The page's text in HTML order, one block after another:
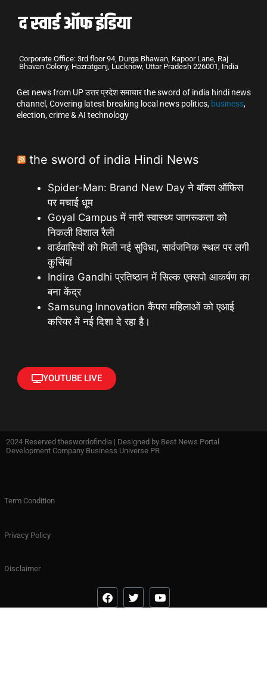
Corporate Office: 3rd floor 94, Durga Bhawan, Kapoor Lane, Raj
Bhavan Colony, Hazratganj, Lucknow, Uttar Pradesh 226001, India
Get news from UP उत्तर प्रदेश समाचार the sword of india hindi news
channel, Covering latest breaking local news politics, business,
election, crime & AI technology
the sword of india Hindi News
Spider-Man: Brand New Day ने बॉक्स ऑफिस
पर मचाई धूम
Goyal Campus में नारी स्वास्थ्य जागरूकता को
निकली विशाल रैली
वार्डवासियों को मिली नई सुविधा, सार्वजनिक स्थल पर लगी
कुर्सियां
Indira Gandhi प्रतिष्ठान में सिल्क एक्सपो आकर्षण का
बना केंद्र
Samsung Innovation कैंपस महिलाओं को एआई
करियर में नई दिशा दे रहा है।
YOUTUBE LIVE
2024 Reserved theswordofindia | Designed by Best News Portal
Development Company Business Universe PR
Term Condition
Privacy Policy
Disclaimer